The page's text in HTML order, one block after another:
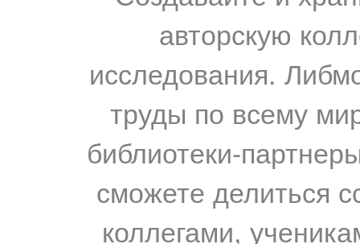
авторскую
исследования.
труды по всему
библиотеки-
сможете делиться
коллегами,